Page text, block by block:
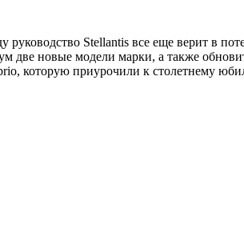
Stellantis все еще верит в
две новые модели марки, а также
которую приурочили к столетнему